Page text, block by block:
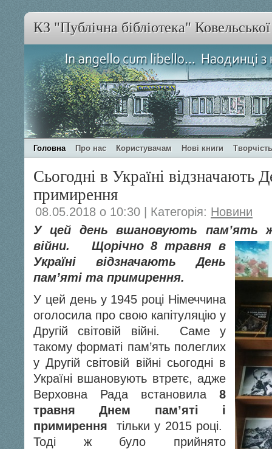
КЗ "Публічна бібліотека"
Головна Про нас Користувачам Нові книги
Сьогодні в Україні відзначають
примирення
08.05.2018 о 10:30 | Категорія: Новини
У цей день вшановують пам’ять
війни.
Щорічно 8 травня в
Україні відзначають День
пам’яті та примирення.
У цей день у 1945 році Німеччина
оголосила про свою капітуляцію у
Другій світовій війні. Саме у
такому форматі пам’ять полеглих
у Другій світовій війні сьогодні в
Україні вшановують втретє, адже
Верховна Рада встановила 8
травня Днем пам’яті і
примирення тільки у 2015 році.
Тоді ж було прийнято